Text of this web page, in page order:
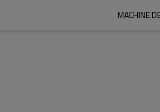
MACHINE